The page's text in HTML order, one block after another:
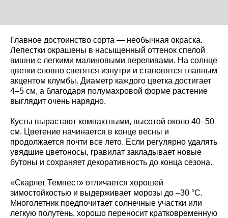
Главное достоинство сорта — необычная окраска.
Лепестки окрашены в насыщенный оттенок спелой
вишни с легкими малиновыми переливами. На солнце
цветки словно светятся изнутри и становятся главным
акцентом клумбы. Диаметр каждого цветка достигает
4–5 см, а благодаря полумахровой форме растение
выглядит очень нарядно.
Кусты вырастают компактными, высотой около 40–50
см. Цветение начинается в конце весны и
продолжается почти все лето. Если регулярно удалять
увядшие цветоносы, гравилат закладывает новые
бутоны и сохраняет декоративность до конца сезона.
«Скарлет Темпест» отличается хорошей
зимостойкостью и выдерживает морозы до –30 °C.
Многолетник предпочитает солнечные участки или
легкую полутень, хорошо переносит кратковременную